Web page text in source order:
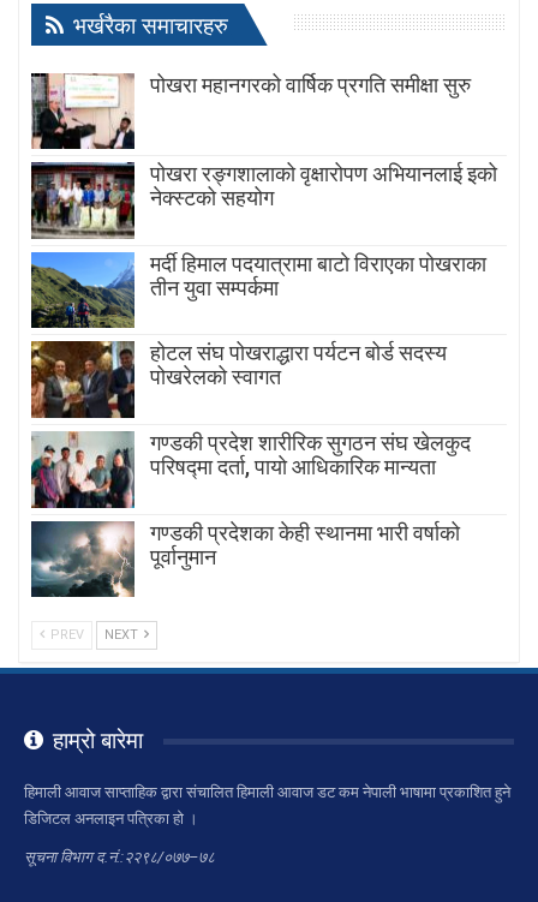
भर्खरैका समाचारहरु
पोखरा महानगरको वार्षिक प्रगति समीक्षा सुरु
पोखरा रङ्गशालाको वृक्षारोपण अभियानलाई इको
नेक्स्टको सहयोग
मर्दी हिमाल पदयात्रामा बाटाे विराएका पाेखराका
तीन युवा सम्पर्कमा
होटल संघ पोखराद्धारा पर्यटन बोर्ड सदस्य
पोखरेलको स्वागत
गण्डकी प्रदेश शारीरिक सुगठन संघ खेलकुद
परिषद्मा दर्ता, पायाे आधिकारिक मान्यता
गण्डकी प्रदेशका केही स्थानमा भारी वर्षाको
पूर्वानुमान
PREV NEXT
हाम्रो बारेमा
हिमाली आवाज साप्ताहिक द्वारा संचालित हिमाली आवाज डट कम नेपाली भाषामा प्रकाशित हुने
डिजिटल अनलाइन पत्रिका हो ।
सूचना विभाग द.नं.:२२९८/०७७–७८